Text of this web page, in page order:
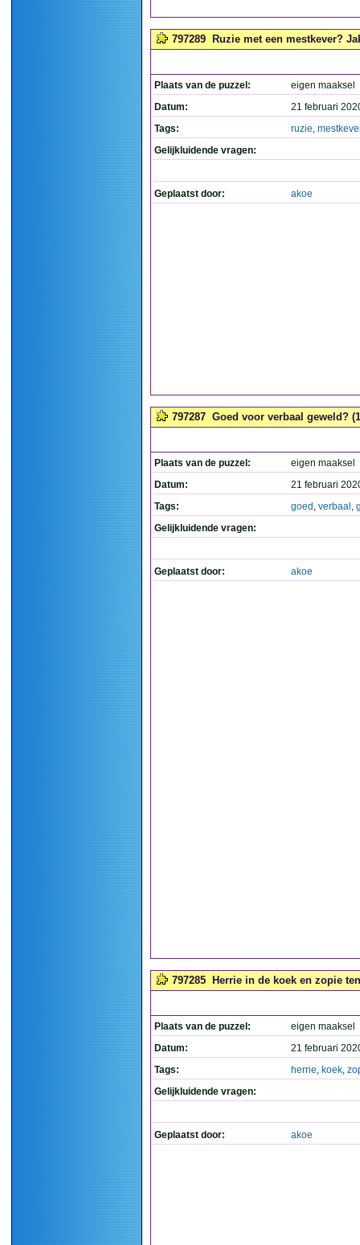
797289 Ruzie met een mestkever?
Plaats van de puzzel:
eigen maaksel
Datum:
21 februari
Tags:
ruzie,
Gelijkluidende vragen:
Geplaatst door: akoe
797287 Goed voor verbaal geweld?
Plaats van de puzzel:
eigen maaksel
Datum:
21 februari
Tags:
goed , verbaal ,
Gelijkluidende vragen:
Geplaatst door: akoe
797285 Herrie in de koek en zopie
Plaats van de puzzel:
eigen maaksel
Datum:
21 februari
Tags:
herrie, koek,
Gelijkluidende vragen:
Geplaatst door: akoe